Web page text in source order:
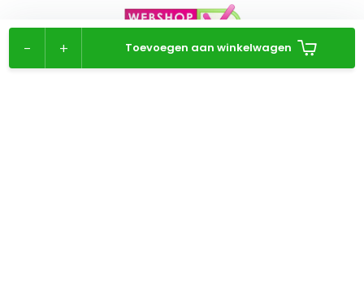
+
- Toevoegen aan winkelwagen